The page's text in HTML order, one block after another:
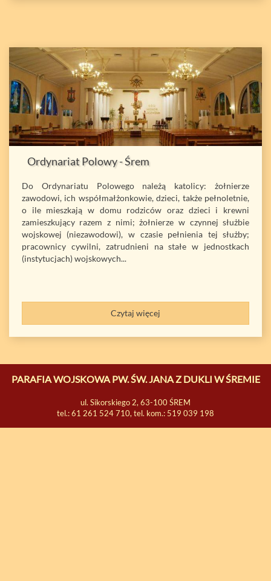
Ordynariat Polowy - Śrem
Do Ordynariatu Polowego należą katolicy: żołnierze
zawodowi, ich współmałżonkowie, dzieci, także pełnoletnie,
o ile mieszkają w domu rodziców oraz dzieci i krewni
zamieszkujący razem z nimi; żołnierze w czynnej służbie
wojskowej (niezawodowi), w czasie pełnienia tej służby;
pracownicy cywilni, zatrudnieni na stałe w jednostkach
(instytucjach) wojskowych...
Czytaj więcej
PARAFIA WOJSKOWA PW. ŚW. JANA Z DUKLI W ŚREMIE
ul. Sikorskiego 2, 63-100 ŚREM
tel.: 61 261 524 710, tel. kom.: 519 039 198